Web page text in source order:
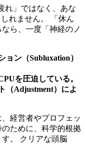
れ」ではなく、あな
れません。 「休ん
ら、一度「神経のノ
ョン（Subluxation）
を圧迫している。
（Adjustment）によ
経営者やプロフェッ
ために、科学的根拠
。 クリアな頭脳